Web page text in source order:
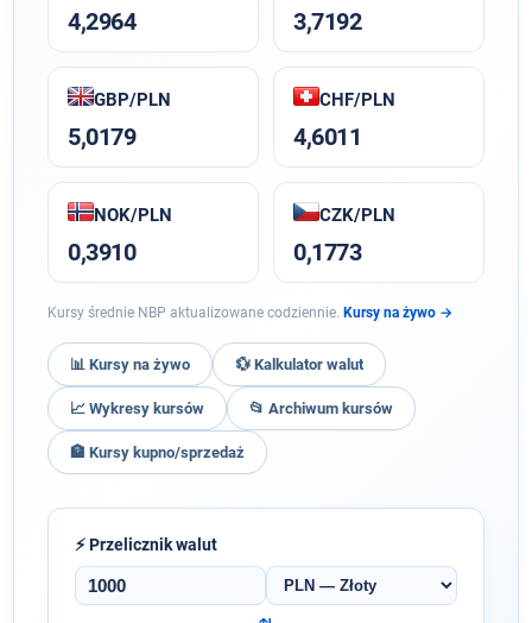
4,2964 3,7192
GBP/PLN
5,0179
CHF/PLN
4,6011
NOK/PLN
0,3910
CZK/PLN
0,1773
Kursy średnie NBP aktualizowane codziennie. Kursy na żywo →
📊 Kursy na żywo 💱 Kalkulator walut
📈 Wykresy kursów 📂 Archiwum kursów
🏦 Kursy kupno/sprzedaż
⚡ Przelicznik walut
Kwota
Waluta
źródłowa